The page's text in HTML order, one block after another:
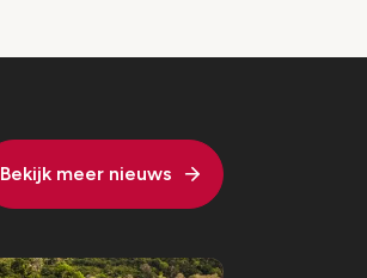
Bekijk meer nieuws